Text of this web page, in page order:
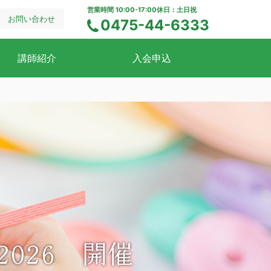
講師紹介 入会申込
お問い合わせ
電話でのお問い合わせ
0475-44-6333
営業時間 10:00-17:00休日：土日祝
2026 開催